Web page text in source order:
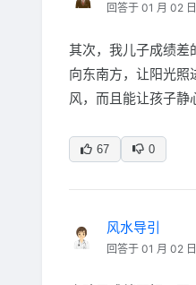
回答于 01 月 02 日
其次，我儿子成绩差
向东南方，让阳光照
风，而且能让孩子静
67 0
风水导引
回答于 01 月 02 日